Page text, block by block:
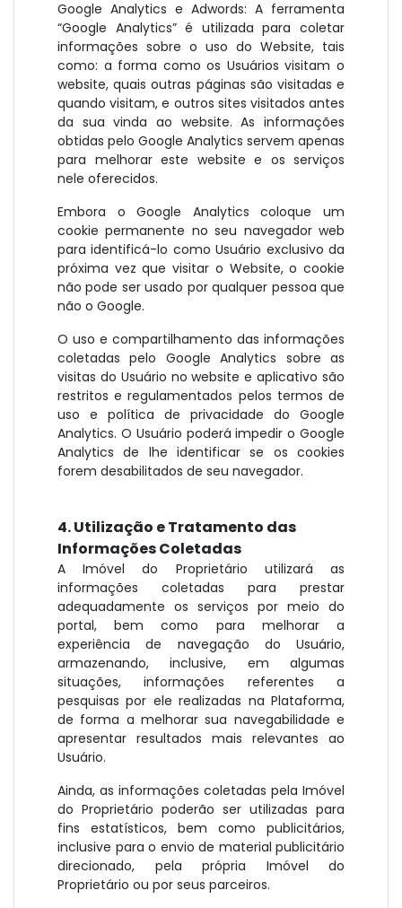
Google Analytics e Adwords: A ferramenta
“Google Analytics” é utilizada para coletar
informações sobre o uso do Website, tais
como: a forma como os Usuários visitam o
website, quais outras páginas são visitadas e
quando visitam, e outros sites visitados antes
da sua vinda ao website. As informações
obtidas pelo Google Analytics servem apenas
para melhorar este website e os serviços
nele oferecidos.
Embora o Google Analytics coloque um
cookie permanente no seu navegador web
para identificá-lo como Usuário exclusivo da
próxima vez que visitar o Website, o cookie
não pode ser usado por qualquer pessoa que
não o Google.
O uso e compartilhamento das informações
coletadas pelo Google Analytics sobre as
visitas do Usuário no website e aplicativo são
restritos e regulamentados pelos termos de
uso e política de privacidade do Google
Analytics. O Usuário poderá impedir o Google
Analytics de lhe identificar se os cookies
forem desabilitados de seu navegador.
4. Utilização e Tratamento das
Informações Coletadas
A Imóvel do Proprietário utilizará as
informações coletadas para prestar
adequadamente os serviços por meio do
portal, bem como para melhorar a
experiência de navegação do Usuário,
armazenando, inclusive, em algumas
situações, informações referentes a
pesquisas por ele realizadas na Plataforma,
de forma a melhorar sua navegabilidade e
apresentar resultados mais relevantes ao
Usuário.
Ainda, as informações coletadas pela Imóvel
do Proprietário poderão ser utilizadas para
fins estatísticos, bem como publicitários,
inclusive para o envio de material publicitário
direcionado, pela própria Imóvel do
Proprietário ou por seus parceiros.